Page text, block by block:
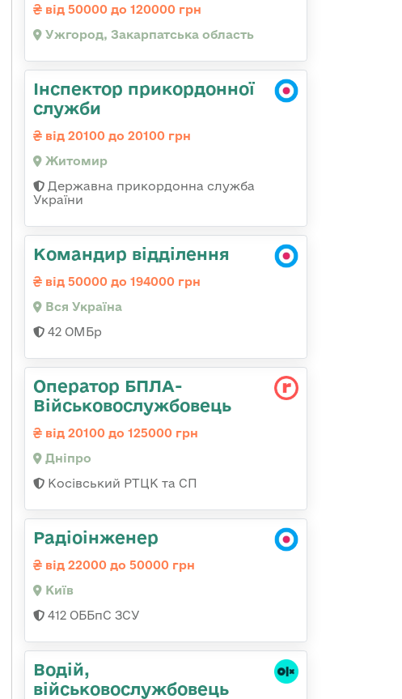
від 50000 до 120000 грн
Ужгород, Закарпатська область
Інспектор прикордонної
служби
від 20100 до 20100 грн
Житомир
Державна прикордонна служба
України
Командир відділення
від 50000 до 194000 грн
Вся Україна
42 ОМБр
Оператор БПЛА-
Військовослужбовець
від 20100 до 125000 грн
Дніпро
Косівський РТЦК та СП
Радіоінженер
від 22000 до 50000 грн
Київ
412 ОББпС ЗСУ
Водій,
військовослужбовець